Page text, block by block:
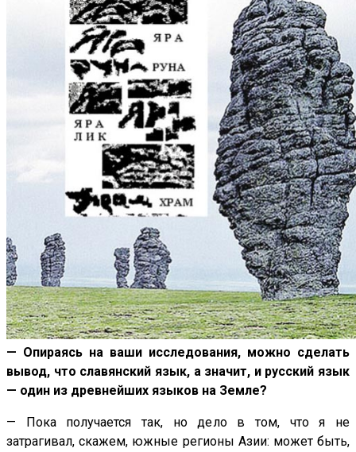
— Опираясь на ваши исследования, можно сделать
вывод, что славянский язык, а значит, и русский язык
— один из древнейших языков на Земле?
— Пока получается так, но дело в том, что я не
затрагивал, скажем, южные регионы Азии: может быть,